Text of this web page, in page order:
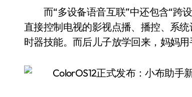
而“多设备语音互联”中还包含“跨设
直接控制电视的影视点播、播控、系
时器技能。而后儿子放学回来，妈妈